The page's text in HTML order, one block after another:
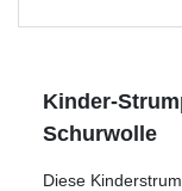
Kinder-
Schurwolle
Diese